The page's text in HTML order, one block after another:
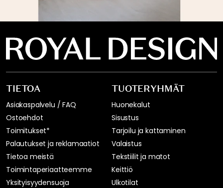
TIETOA
Asiakaspalvelu / FAQ
Ostoehdot
Toimitukset*
Palautukset ja reklamaatiot
Tietoa meistä
Toimintaperiaatteemme
Yksityisyydensuoja
TUOTERYHMÄT
Huonekalut
Sisustus
Tarjoilu ja kattaminen
Valaistus
Tekstiilit ja matot
Keittiö
Ulkotilat